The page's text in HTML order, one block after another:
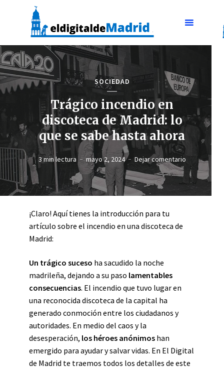
SOCIEDAD
Trágico incendio en
discoteca de Madrid: lo
que se sabe hasta ahora
3 min lectura mayo 2, 2024 Dejar comentario
¡Claro! Aquí tienes la introducción para tu
artículo sobre el incendio en una discoteca de
Madrid:
Un trágico suceso ha sacudido la noche
madrileña, dejando a su paso lamentables
consecuencias. El incendio que tuvo lugar en
una reconocida discoteca de la capital ha
generado conmoción entre los ciudadanos y
autoridades. En medio del caos y la
desesperación, los héroes anónimos han
emergido para ayudar y salvar vidas. En El Digital
de Madrid te traemos todos los detalles de este